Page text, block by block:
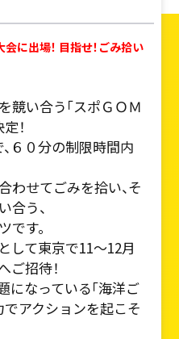
に出場！ 目指せ！ごみ拾い
競い合う「スポＧＯＭ
！
６０分の制限時間内
わせてごみを拾い、そ
合う、
す。
して東京で11～12月
ご招待！
になっている「海洋ご
でアクションを起こそ